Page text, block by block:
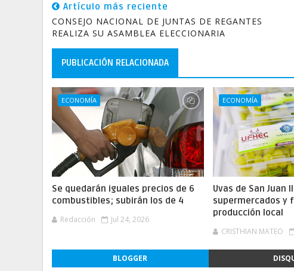
Artículo más reciente
CONSEJO NACIONAL DE JUNTAS DE REGANTES
REALIZA SU ASAMBLEA ELECCIONARIA
PUBLICACIÓN RELACIONADA
ECONOMÍA
Se quedarán iguales precios de 6
combustibles; subirán los de 4
Redacción Jul 24, 2026
ECONOMÍA
Uvas de San Juan
supermercados y
producción local
CRISTHIAN MATEO
BLOGGER